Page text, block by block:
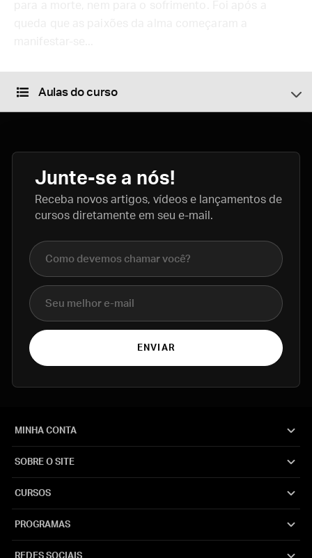
Aulas do curso
Junte-se a nós!
Receba novos artigos, vídeos e lançamentos de
cursos diretamente em seu e-mail.
Nome completo
E-mail
ENVIAR
MINHA CONTA
SOBRE O SITE
CURSOS
PROGRAMAS
REDES SOCIAIS